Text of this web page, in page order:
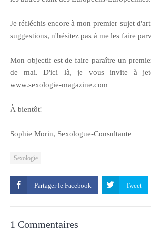
Je réfléchis encore à mon premier sujet
suggestions, n'hésitez pas à me les faire
Mon objectif est de faire paraître un
de mai. D'ici là, je vous invite à
www.sexologie-magazine.com
À bientôt!
Sophie Morin, Sexologue-Consultante
Sexologie
Partager le
1 Commentaires